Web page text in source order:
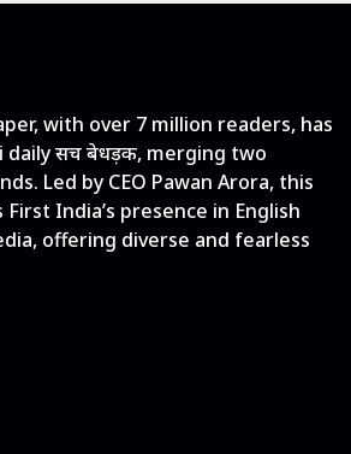
with over 7 million readers, has
daily सच बेधड़क, merging two
Led by CEO Pawan Arora, this
India’s presence in English
offering diverse and fearless